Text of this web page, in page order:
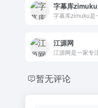
江源网
暂无评论